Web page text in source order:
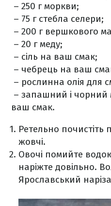
– 250 г моркви;
– 75 г стебла селери;
– 200 г вершкового
– 20 г меду;
– сіль на ваш смак;
– чебрець на ваш
– рослинна олія для
– запашний і
ваш смак.
Ретельно почистіть
жовчі.
Овочі помийте
наріжте довільно.
Ярославський